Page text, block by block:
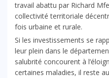
travail abattu par Richard
collectivité territoriale
fois urbaine et rurale.
Si les investissements se
leur plein dans le
salubrité concourent à
certaines maladies, il reste